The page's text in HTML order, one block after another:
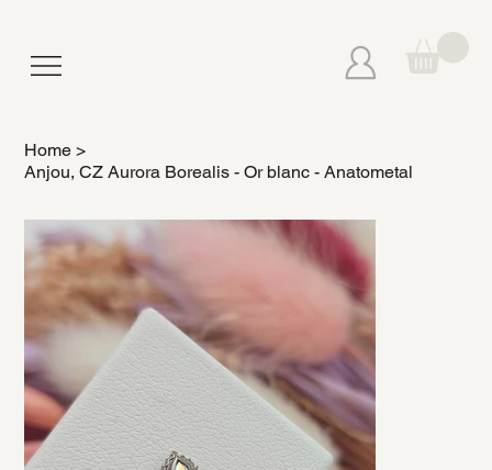
Home >
Anjou, CZ Aurora Borealis - Or blanc - Anatometal